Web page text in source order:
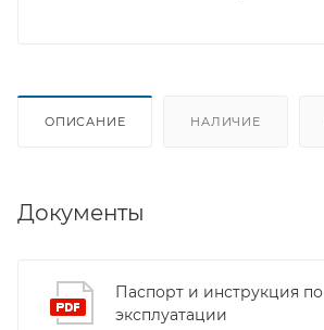
ОПИСАНИЕ НАЛИЧИЕ
Документы
Паспорт и инструкция по
эксплуатации